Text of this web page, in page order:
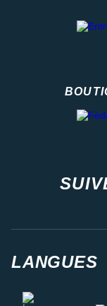
LANGUES